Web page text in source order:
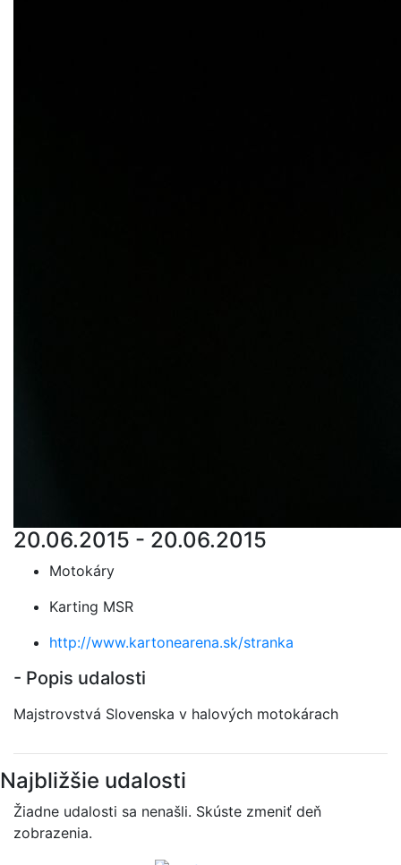
20.06.2015 - 20.06.2015
Motokáry
Karting MSR
http://www.kartonearena.sk/stranka
- Popis udalosti
Majstrovstvá Slovenska v halových motokárach
Najbližšie udalosti
Žiadne udalosti sa nenašli. Skúste zmeniť deň
zobrazenia.